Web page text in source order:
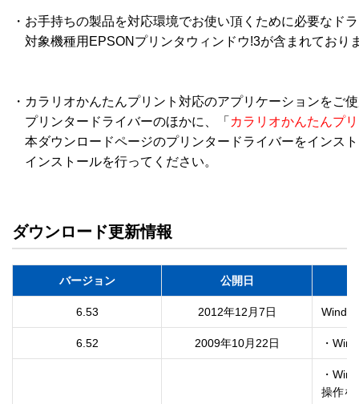
・お手持ちの製品を対応環境でお使い頂くために必要なド
対象機種用EPSONプリンタウィンドウ!3が含まれており
・カラリオかんたんプリント対応のアプリケーションをご
プリンタードライバーのほかに、「 カラリオかんたんプ
本ダウンロードページのプリンタードライバーをインス
インストールを行ってください。
ダウンロード更新情報
バージョン 公開日
6.53 2012年12月7日
6.52 2009年10月22日 ・
・
操作を